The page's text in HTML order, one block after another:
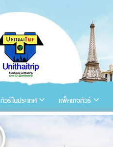
ทัวร์ในประเทศ แพ็คเกจทัวร์